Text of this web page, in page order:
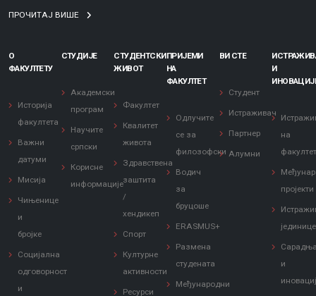
ПРОЧИТАЈ ВИШЕ
О
ФАКУЛТЕТУ
Историја
факултета
Важни
датуми
Мисија
Чињенице
и
бројке
Социјална
одговорност
и
СТУДИЈЕ
Академски
програм
Научите
српски
Корисне
информације
СТУДЕНТСКИ
ЖИВОТ
Факултет
Квалитет
живота
Здравствена
заштита
/
хендикеп
Спорт
Културне
активности
Ресурси
ПРИЈЕМИ
НА
ФАКУЛТЕТ
Одлучите
се за
филозофски
Водич
за
бруцоше
ERASMUS+
Размена
студената
Међународни
ВИ СТЕ
Студент
Истраживач
Партнер
Алумни
И
на
пројекти
јединице
и